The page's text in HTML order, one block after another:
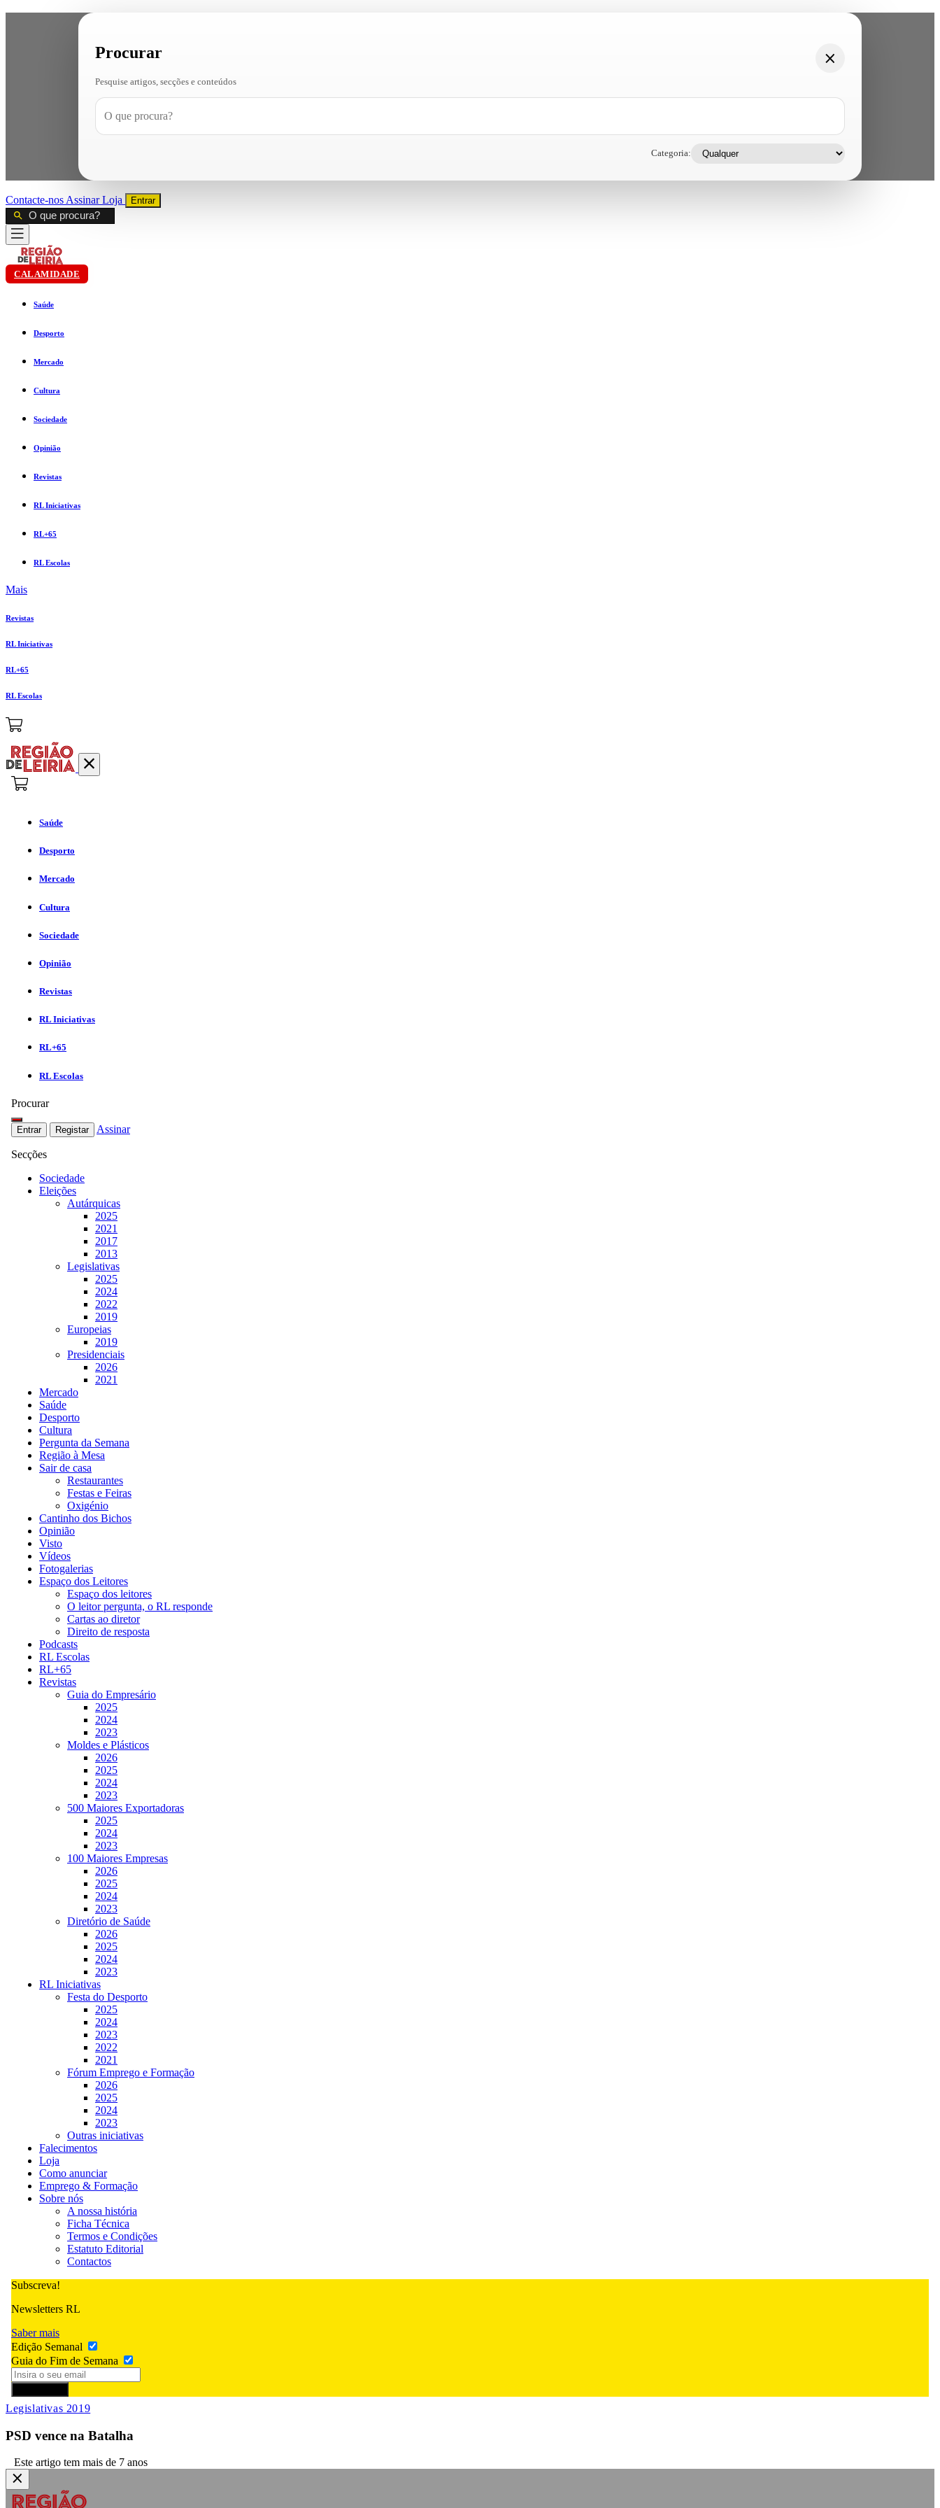
Procurar
Pesquise artigos, secções e conteúdos
Categoria:
Contacte-nos AssinarLoja Entrar
CALAMIDADE
Saúde
Desporto
Mercado
Cultura
Sociedade
Opinião
Revistas
RL Iniciativas
RL+65
RL Escolas
Mais
Revistas
RL Iniciativas
RL+65
RL Escolas
Saúde
Desporto
Mercado
Cultura
Sociedade
Opinião
Revistas
RL Iniciativas
RL+65
RL Escolas
Procurar
Entrar Registar Assinar
Secções
Sociedade
Eleições
Autárquicas
2025
2021
2017
2013
Legislativas
2025
2024
2022
2019
Europeias
2019
Presidenciais
2026
2021
Mercado
Saúde
Desporto
Cultura
Pergunta da Semana
Região à Mesa
Sair de casa
Restaurantes
Festas e Feiras
Oxigénio
Cantinho dos Bichos
Opinião
Visto
Vídeos
Fotogalerias
Espaço dos Leitores
Espaço dos leitores
O leitor pergunta, o RL responde
Cartas ao diretor
Direito de resposta
Podcasts
RL Escolas
RL+65
Revistas
Guia do Empresário
2025
2024
2023
Moldes e Plásticos
2026
2025
2024
2023
500 Maiores Exportadoras
2025
2024
2023
100 Maiores Empresas
2026
2025
2024
2023
Diretório de Saúde
2026
2025
2024
2023
RL Iniciativas
Festa do Desporto
2025
2024
2023
2022
2021
Fórum Emprego e Formação
2026
2025
2024
2023
Outras iniciativas
Falecimentos
Loja
Como anunciar
Emprego & Formação
Sobre nós
A nossa história
Ficha Técnica
Termos e Condições
Estatuto Editorial
Contactos
Subscreva!
Newsletters RL
Saber mais
Edição Semanal
Guia do Fim de Semana
Legislativas 2019
PSD vence na Batalha
Este artigo tem mais de 7 anos